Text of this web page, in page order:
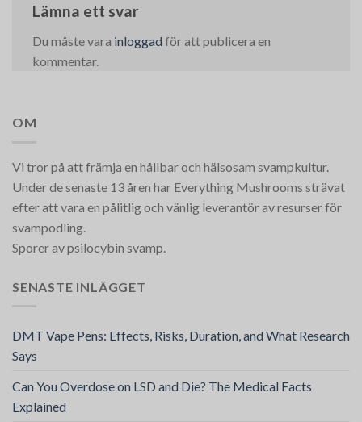
Lämna ett svar
Du måste vara inloggad för att publicera en
kommentar.
OM
Vi tror på att främja en hållbar och hälsosam svampkultur.
Under de senaste 13 åren har Everything Mushrooms strävat
efter att vara en pålitlig och vänlig leverantör av resurser för
svampodling.
Sporer av psilocybin svamp.
SENASTE INLÄGGET
DMT Vape Pens: Effects, Risks, Duration, and What Research
Says
Can You Overdose on LSD and Die? The Medical Facts
Explained